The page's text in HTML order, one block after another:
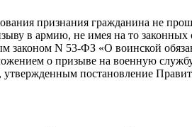
признания гражданина не
в армию, не имея на то законных
законом N 53-ФЗ «О воинской
о призыве на военную
постановление